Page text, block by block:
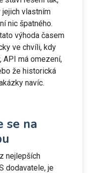
jejich vlastním
nic špatného.
výhoda časem
ve chvíli, kdy
API má omezení,
že historická
navíc.
se na
nejlepších
dodavatele, je